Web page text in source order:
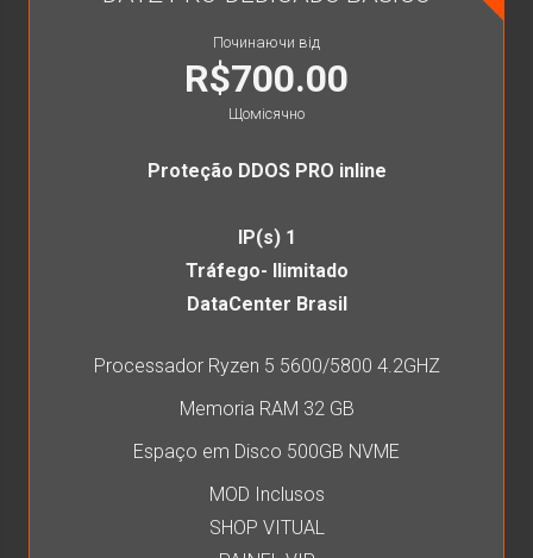
Починаючи від
R$700.00
Щомісячно
Processador Ryzen 5 5600/5800 4.2GHZ
Memoria RAM 32 GB
Espaço em Disco 500GB NVME
MOD Inclusos
SHOP VITUAL
Proteção DDOS PRO inline
IP(s) 1
Tráfego- Ilimitado
DataCenter Brasil